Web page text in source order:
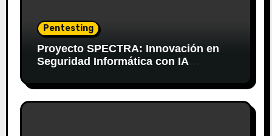
Pentesting
Proyecto SPECTRA: Innovación en
Seguridad Informática con IA